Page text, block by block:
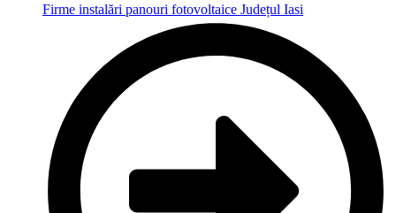
Firme instalări panouri fotovoltaice Județul Iasi